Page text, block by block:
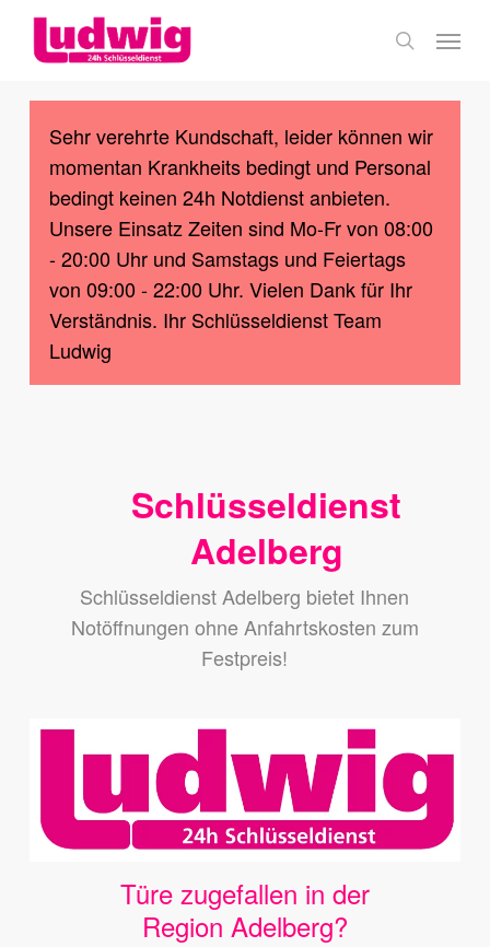
Skip
content
search
Menu
Sehr verehrte Kundschaft, leider können wir
momentan Krankheits bedingt und Personal
bedingt keinen 24h Notdienst anbieten.
Unsere Einsatz Zeiten sind Mo-Fr von 08:00
- 20:00 Uhr und Samstags und Feiertags
von 09:00 - 22:00 Uhr. Vielen Dank für Ihr
Verständnis. Ihr Schlüsseldienst Team
Ludwig
Schlüsseldienst
Adelberg
Schlüsseldienst Adelberg bietet Ihnen
Notöffnungen ohne Anfahrtskosten zum
Festpreis!
Türe zugefallen in der
Region Adelberg?